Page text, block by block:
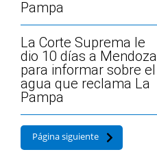
Pampa
La Corte Suprema le
dio 10 días a Mendoza
para informar sobre el
agua que reclama La
Pampa
Página siguiente